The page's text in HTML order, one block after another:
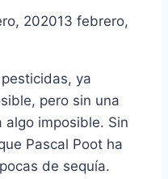
202013 febrero,
ya
pero sin una
algo imposible. Sin
Pascal Poot ha
de sequía.